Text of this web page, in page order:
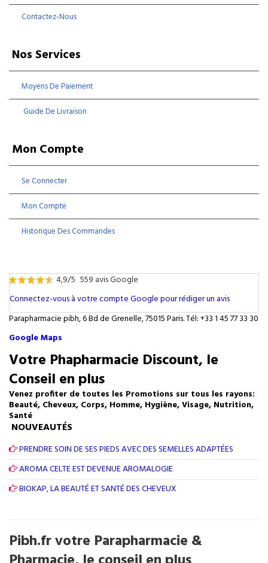
Contactez-Nous
Nos Services
Moyens De Paiement
Guide De Livraison
Mon Compte
Se Connecter
Mon Compte
Historique Des Commandes
4,9/5 559 avis Google
Connectez-vous à votre compte Google pour rédiger un avis
Parapharmacie pibh, 6 Bd de Grenelle, 75015 Paris. Tél: +33 1 45 77 33 30
Google Maps
Votre Phapharmacie Discount, le
Conseil en plus
Venez profiter de toutes les Promotions sur tous les rayons:
Beauté, Cheveux, Corps, Homme, Hygiène, Visage, Nutrition,
Santé
NOUVEAUTÉS
PRENDRE SOIN DE SES PIEDS AVEC DES SEMELLES ADAPTÉES
AROMA CELTE EST DEVENUE AROMALOGIE
BIOKAP, LA BEAUTÉ ET SANTÉ DES CHEVEUX
Pibh.fr votre Parapharmacie &